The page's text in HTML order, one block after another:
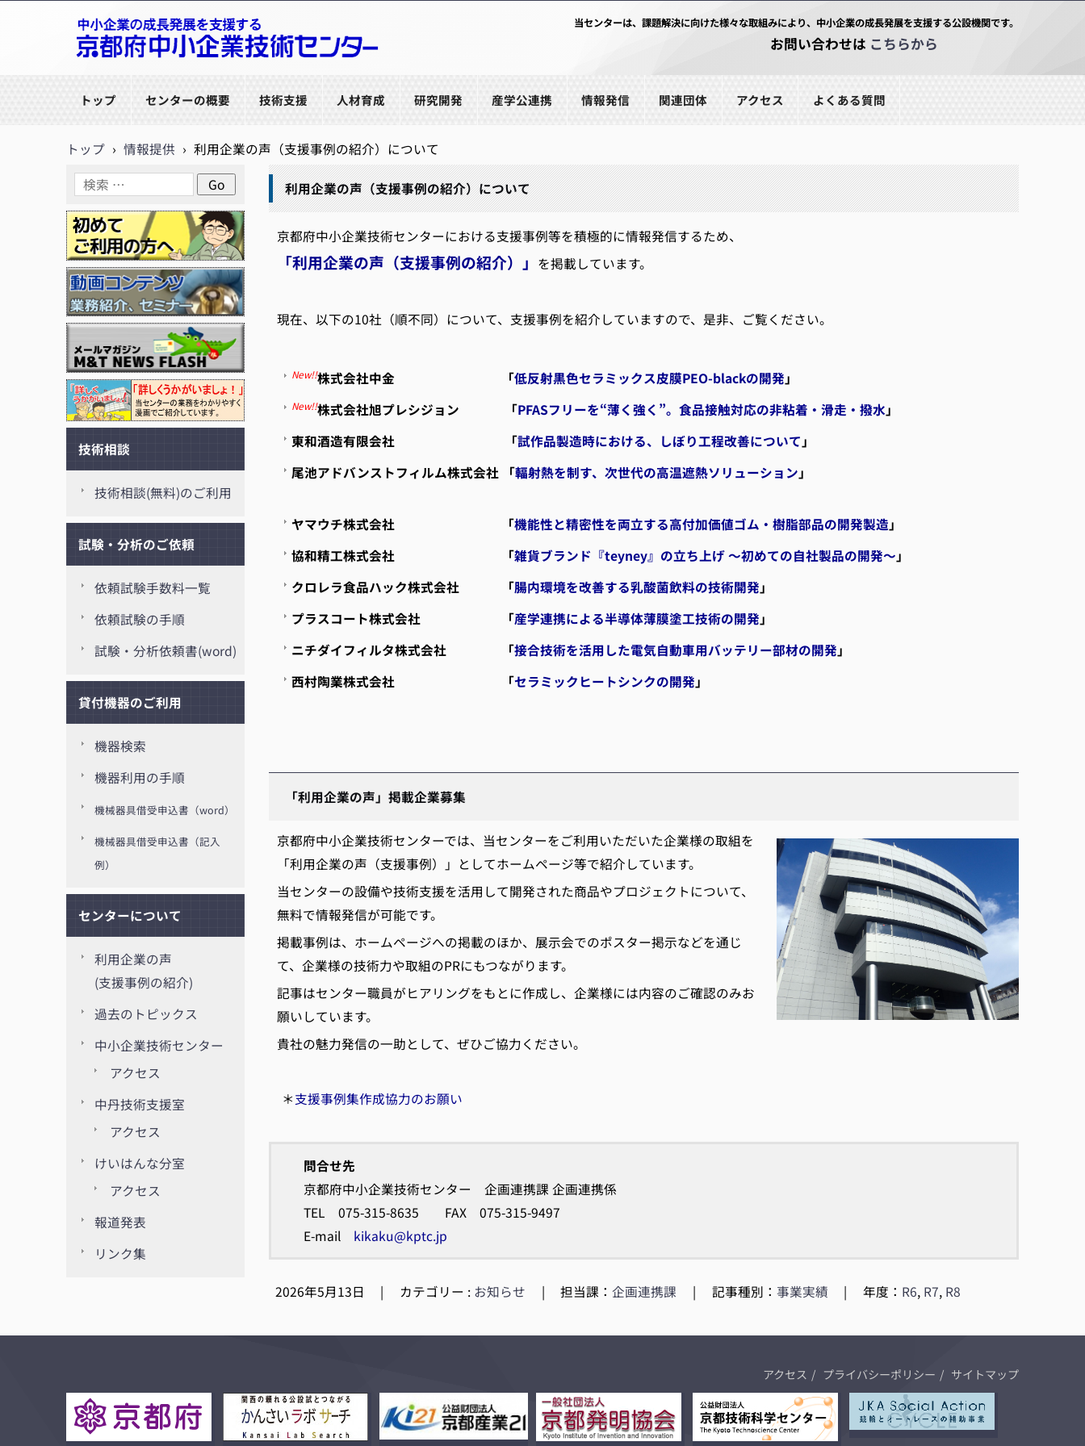
当センターは、課題解決に向けた様々な取組みにより、中小企業の成長発展を支援する公設機関です。
お問い合わせは こちらから
トップ センターの概要 技術支援 人材育成 研究開発 産学公連携 情報発信 関連団体 アクセス よくある質問
トップ › 情報提供 › 利用企業の声（支援事例の紹介）について
利用企業の声（支援事例の紹介）について
京都府中小企業技術センターにおける支援事例等を積極的に情報発信するため、
「利用企業の声（支援事例の紹介）」 を掲載しています。
現在、以下の10社（順不同）について、支援事例を紹介していますので、是非、ご覧ください。
New!!株式会社中金 「低反射黒色セラミックス皮膜PEO-blackの開発」
New!!株式会社旭プレシジョン 「PFASフリーを“薄く強く”。食品接触対応の非粘着・滑走・撥水」
東和酒造有限会社 「試作品製造時における、しぼり工程改善について」
尾池アドバンストフィルム株式会社 「輻射熱を制す、次世代の高温遮熱ソリューション」
ヤマウチ株式会社 「機能性と精密性を両立する高付加価値ゴム・樹脂部品の開発製造」
協和精工株式会社 「雑貨ブランド『teyney』の立ち上げ ～初めての自社製品の開発～」
クロレラ食品ハック株式会社 「腸内環境を改善する乳酸菌飲料の技術開発」
プラスコート株式会社 「産学連携による半導体薄膜塗工技術の開発」
ニチダイフィルタ株式会社 「接合技術を活用した電気自動車用バッテリー部材の開発」
西村陶業株式会社 「セラミックヒートシンクの開発」
「利用企業の声」掲載企業募集
京都府中小企業技術センターでは、当センターをご利用いただいた企業様の取組を
「利用企業の声（支援事例）」としてホームページ等で紹介しています。
当センターの設備や技術支援を活用して開発された商品やプロジェクトについて、
無料で情報発信が可能です。
掲載事例は、ホームページへの掲載のほか、展示会でのポスター掲示などを通じ
て、企業様の技術力や取組のPRにもつながります。
記事はセンター職員がヒアリングをもとに作成し、企業様には内容のご確認のみお
願いしています。
貴社の魅力発信の一助として、ぜひご協力ください。
＊支援事例集作成協力のお願い
問合せ先
京都府中小企業技術センター 企画連携課 企画連携係
TEL 075-315-8635 FAX 075-315-9497
E-mail kikaku@kptc.jp
2026年5月13日 | カテゴリー : お知らせ | 担当課：企画連携課 | 記事種別： 事業実績 | 年度： R6, R7, R8
技術相談
技術相談(無料)のご利用
試験・分析のご依頼
依頼試験手数料一覧
依頼試験の手順
試験・分析依頼書(word)
貸付機器のご利用
機器検索
機器利用の手順
機械器具借受申込書（word）
機械器具借受申込書（記入
例）
センターについて
利用企業の声
(支援事例の紹介)
過去のトピックス
中小企業技術センター
アクセス
中丹技術支援室
アクセス
けいはんな分室
アクセス
報道発表
リンク集
アクセス プライバシーポリシー サイトマップ